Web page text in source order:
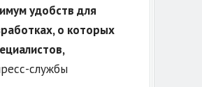
удобств для
о которых
службы